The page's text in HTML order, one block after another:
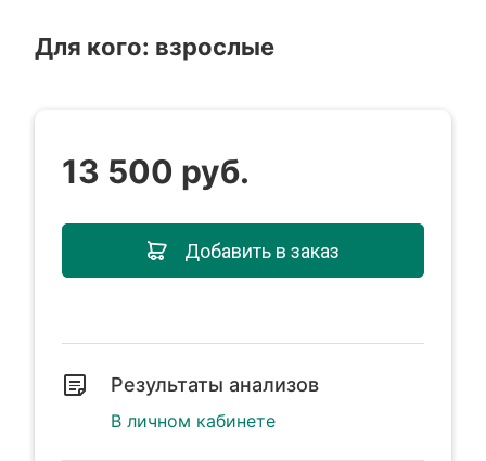
Для кого: взрослые
13 500 руб.
Добавить в заказ
Результаты анализов
В личном кабинете